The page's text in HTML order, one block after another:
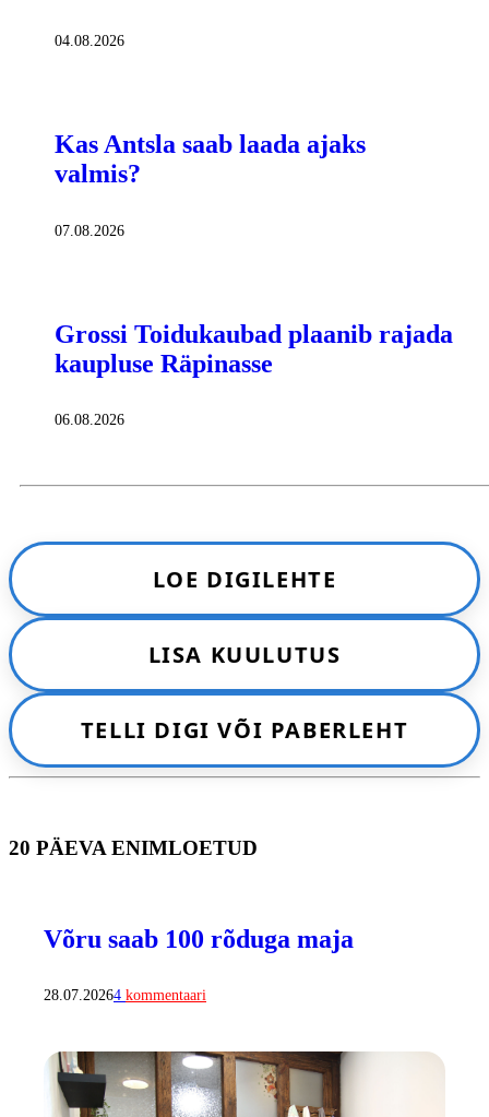
04.08.2026
Kas Antsla saab laada ajaks
valmis?
07.08.2026
Grossi Toidukaubad plaanib rajada
kaupluse Räpinasse
06.08.2026
LOE DIGILEHTE
LISA KUULUTUS
TELLI DIGI VÕI PABERLEHT
20 PÄEVA ENIMLOETUD
Võru saab 100 rõduga maja
28.07.20264 kommentaari